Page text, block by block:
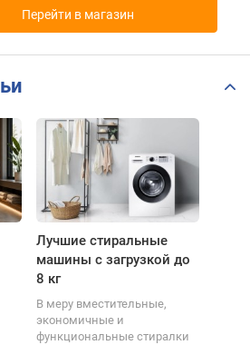
Перейти в магазин
Лучшие стиральные
машины с загрузкой до
8 кг
В меру вместительные,
экономичные и
функциональные стиралки